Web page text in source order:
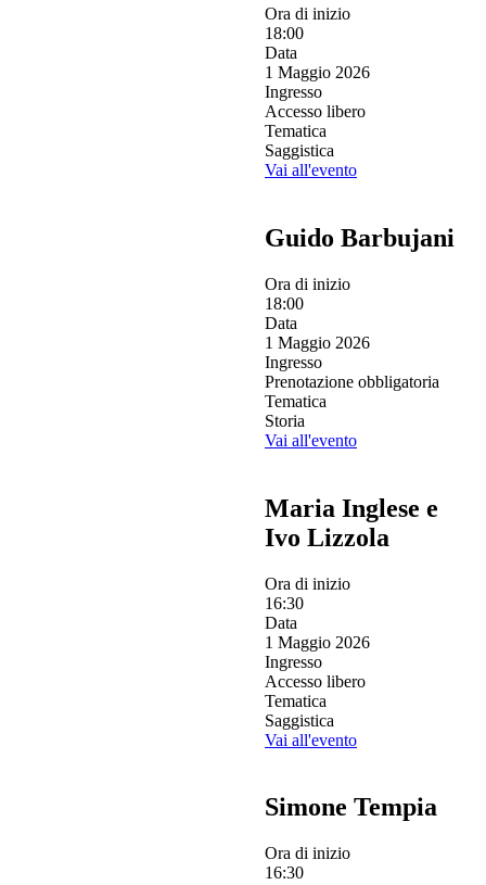
Ora di inizio
18:00
Data
1 Maggio 2026
Ingresso
Accesso libero
Tematica
Saggistica
Vai all'evento
Guido Barbujani
Ora di inizio
18:00
Data
1 Maggio 2026
Ingresso
Prenotazione obbligatoria
Tematica
Storia
Vai all'evento
Maria Inglese e
Ivo Lizzola
Ora di inizio
16:30
Data
1 Maggio 2026
Ingresso
Accesso libero
Tematica
Saggistica
Vai all'evento
Simone Tempia
Ora di inizio
16:30